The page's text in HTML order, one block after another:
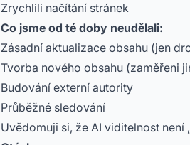
Zrychlili načítání stránek
Co jsme od té doby neudělali:
Zásadní aktualizace obsahu (jen
Tvorba nového obsahu (zaměřeni
Budování externí autority
Průběžné sledování
Uvědomuji si, že AI viditelnost není